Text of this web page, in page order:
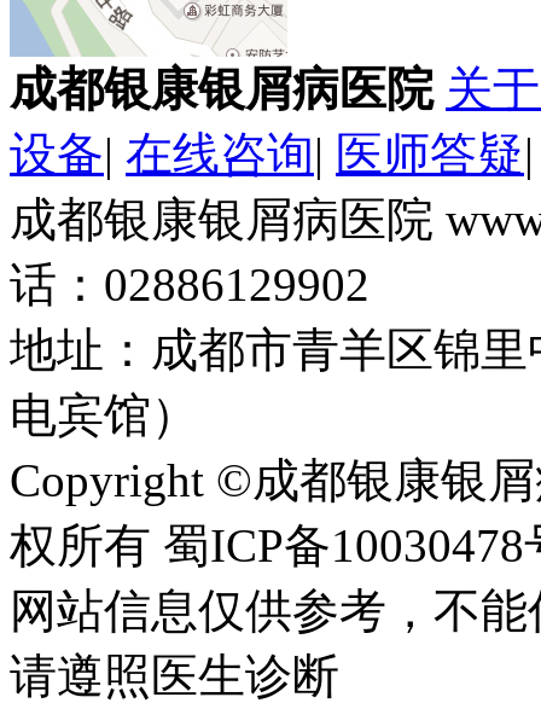
成都银康银屑病医院 关
设备| 在线咨询| 医师答疑
成都银康银屑病医院
话：02886129902
地址：成都市青羊区锦
电宾馆）
Copyright ©成都银康银
权所有 蜀ICP备10030478
网站信息仅供参考，不
请遵照医生诊断